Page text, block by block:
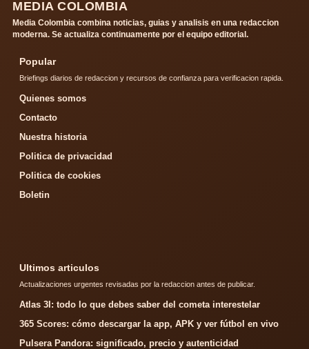
MEDIA COLOMBIA
Media Colombia combina noticias, guias y analisis en una redaccion
moderna. Se actualiza continuamente por el equipo editorial.
Popular
Briefings diarios de redaccion y recursos de confianza para verificacion rapida.
Quienes somos
Contacto
Nuestra historia
Politica de privacidad
Politica de cookies
Boletin
Ultimos articulos
Actualizaciones urgentes revisadas por la redaccion antes de publicar.
Atlas 3I: todo lo que debes saber del cometa interestelar
365 Scores: cómo descargar la app, APK y ver fútbol en vivo
Pulsera Pandora: significado, precio y autenticidad